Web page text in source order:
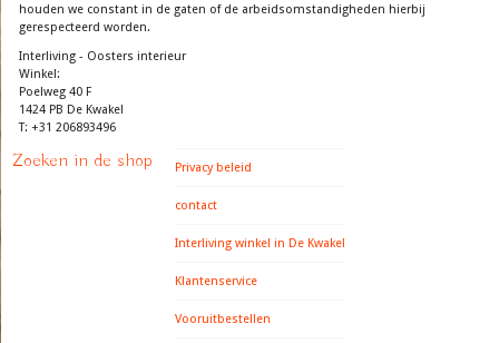
houden we constant in de gaten of de arbeidsomstandigheden hierbij
gerespecteerd worden.
Interliving - Oosters interieur
Winkel:
Poelweg 40 F
1424 PB De Kwakel
T: +31 206893496
Zoeken in de shop Privacy beleid
contact
Interliving winkel in De Kwakel
Klantenservice
Vooruitbestellen